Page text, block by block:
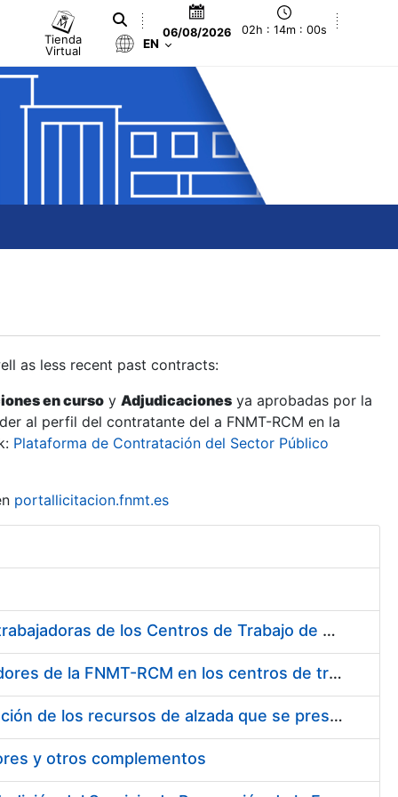
Tienda
Virtual
06/08/2026 02h : 14m : 01s
EN
as less recent past contracts:
en curso y Adjudicaciones ya aprobadas por la
al perfil del contratante del a FNMT-RCM en la
Plataforma de Contratación del Sector Público
portallicitacion.fnmt.es
Suministro de Protectores Auditivos a medida para las personas trabajadoras de los Centros de Trabajo de Madrid y Burgos
Suministro de gafas graduadas antiproyecciones para los trabajadores de la FNMT-RCM en los centros de trabajo de Madrid y Burgos
Servicios de una empresa externa para el asesoramiento y resolución de los recursos de alzada que se presentan relacionados con procesos de selección para la FNMT-RCM
y otros complementos